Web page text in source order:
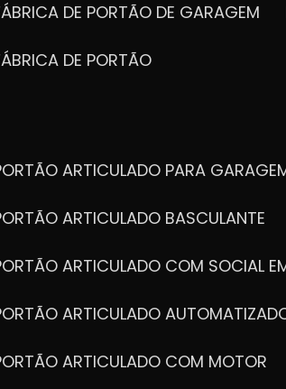
FÁBRICA DE PORTÃO DE GARAGEM
FÁBRICA DE PORTÃO
PORTÃO ARTICULADO PARA
PORTÃO ARTICULADO BASCULANTE
PORTÃO ARTICULADO COM SOCIAL
PORTÃO ARTICULADO
PORTÃO ARTICULADO COM MOTOR